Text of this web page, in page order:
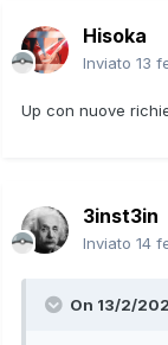
Hisoka
Inviato 13
Up con nuove
3inst3in
Inviato 14
On 13/2/